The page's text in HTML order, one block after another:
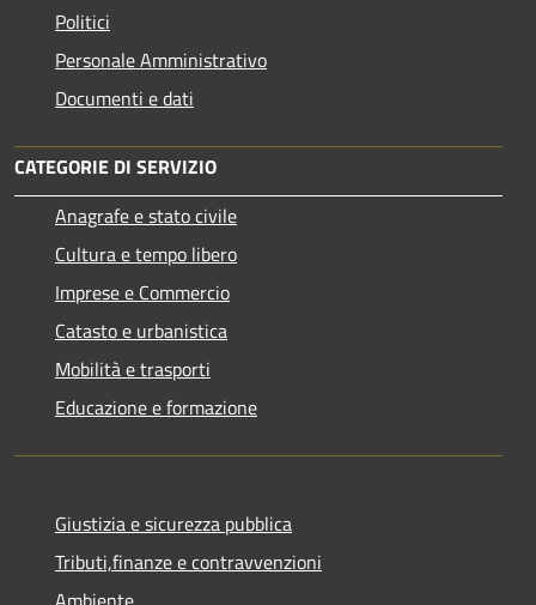
Politici
Personale Amministrativo
Documenti e dati
CATEGORIE DI SERVIZIO
Anagrafe e stato civile
Cultura e tempo libero
Imprese e Commercio
Catasto e urbanistica
Mobilità e trasporti
Educazione e formazione
Giustizia e sicurezza pubblica
Tributi,finanze e contravvenzioni